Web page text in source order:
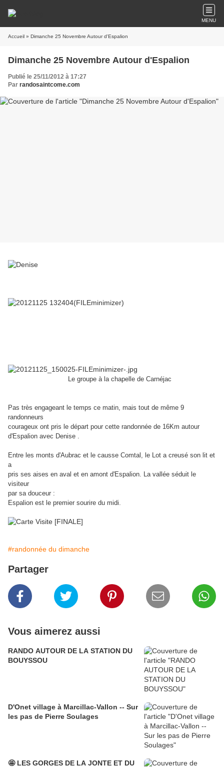
MENU
Accueil » Dimanche 25 Novembre Autour d'Espalion
Dimanche 25 Novembre Autour d'Espalion
Publié le 25/11/2012 à 17:27
Par randosaintcome.com
Le groupe à la chapelle de Carnéjac
Pas très engageant le temps ce matin, mais tout de même 9
randonneurs
courageux ont pris le départ pour cette randonnée de 16Km autour
d'Espalion avec Denise .
Entre les monts d'Aubrac et le causse Comtal, le Lot a creusé son lit et
a
pris ses aises en aval et en amont d'Espalion. La vallée séduit le
visiteur
par sa douceur :
Espalion est le premier sourire du midi.
#randonnée du dimanche
Partager
Vous aimerez aussi
RANDO AUTOUR DE LA STATION DU
BOUYSSOU
D'Onet village à Marcillac-Vallon -- Sur
les pas de Pierre Soulages
🤩 LES GORGES DE LA JONTE ET DU